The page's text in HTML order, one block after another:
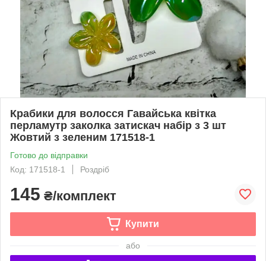
Крабики для волосся Гавайська квітка
перламутр заколка затискач набір з 3 шт
Жовтий з зеленим 171518-1
Готово до відправки
Код: 171518-1
Роздріб
145 ₴/комплект
Купити
або